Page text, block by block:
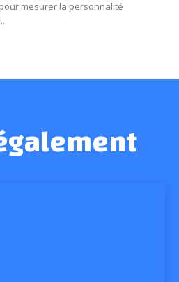
mesurer la personnalité